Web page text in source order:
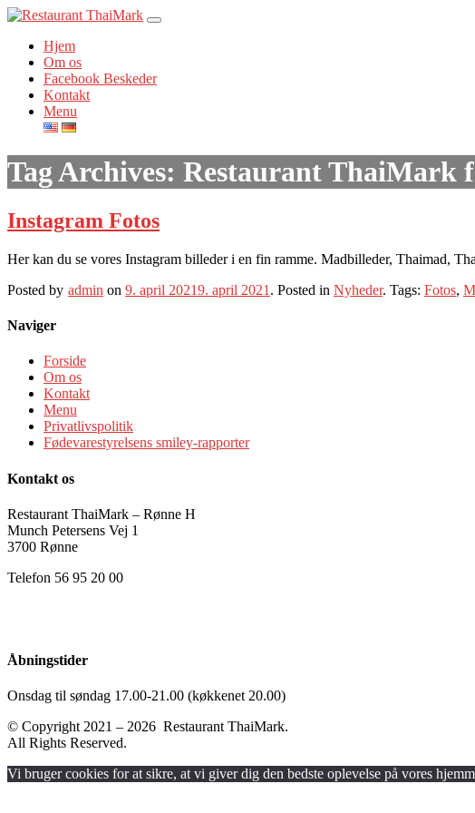
Hjem
Om os
Facebook Beskeder
Kontakt
Menu
Tag Archives: Restaurant ThaiMark
Instagram Fotos
Her kan du se vores Instagram billeder i en fin ramme. Madbilleder, Thaimad,
Posted by admin on 9. april 20219. april 2021 . Posted in Nyheder. Tags: Fotos,
Naviger
Forside
Om os
Kontakt
Menu
Privatlivspolitik
Fødevarestyrelsens smiley-rapporter
Kontakt os
Restaurant ThaiMark – Rønne H
Munch Petersens Vej 1
3700 Rønne
Telefon 56 95 20 00
Åbningstider
Onsdag til søndag 17.00-21.00 (køkkenet 20.00)
© Copyright 2021 – 2026 Restaurant ThaiMark.
All Rights Reserved.
Scroll
Vi bruger cookies for at sikre, at vi giver dig den bedste oplevelse på vores